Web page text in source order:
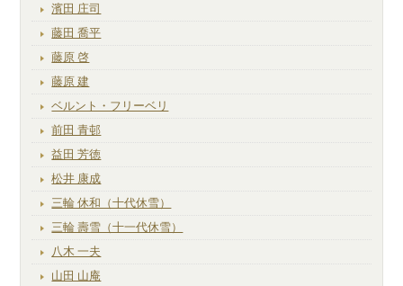
濱田 庄司
藤田 喬平
藤原 啓
藤原 建
ベルント・フリーベリ
前田 青邨
益田 芳徳
松井 康成
三輪 休和（十代休雪）
三輪 壽雪（十一代休雪）
八木 一夫
山田 山庵